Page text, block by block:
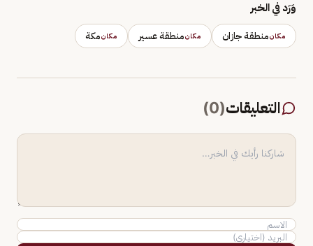
وَرَد في الخبر
مكانمنطقة جازان مكانمنطقة عسير مكانمكة
التعليقات(
0
)